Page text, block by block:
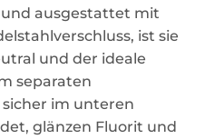
ausgestattet mit
ist sie
und der ideale
separaten
sicher im unteren
glänzen Fluorit und